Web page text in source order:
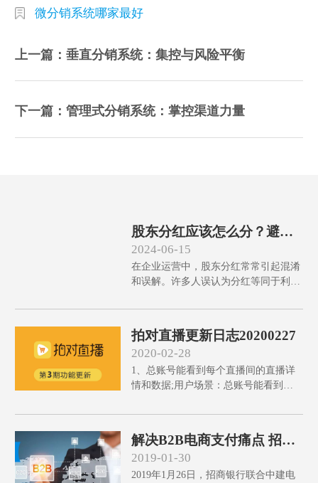
微分销系统哪家最好
上一篇：垂直分销系统：集控与风险平衡
下一篇：管理式分销系统：掌控渠道力量
股东分红应该怎么分？避免
误解的五大要点
2024-06-15
在企业运营中，股东分红常常引起混淆
和误解。许多人误认为分红等同于利润
规划和现金流管理，还包含股东协议和
公司章程的条文。本文将深入探讨股东
分红的五大常见误解，并提供纠正这些
误解的实用建议，从而帮助企业更合理
地处理分红问题，确保股东关系和谐，
促进公司长期健康发展。了解这些关键
目开发过程中更加顺利地推动成长。
拍对直播更新日志20200227
2020-02-28
1、总账号能看到每个直播间的直播详
情和数据;用户场景：总账号能看到每
度、点赞数、直播商品以及发放的优惠
券数量
解决B2B电商支付痛点 招行
落地全国首笔“票付通”业务
2019-01-30
2019年1月26日，招商银行联合中建电